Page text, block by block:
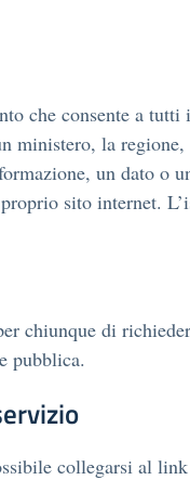
che consente a
ministero, la regione,
un dato o
sito internet.
chiunque di
pubblica.
collegarsi al